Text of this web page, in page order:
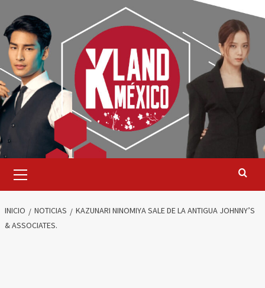
contenido
primario
INICIO NOTICIAS
KAZUNARI NINOMIYA SALE DE LA ANTIGUA JOHNNY’S
& ASSOCIATES.